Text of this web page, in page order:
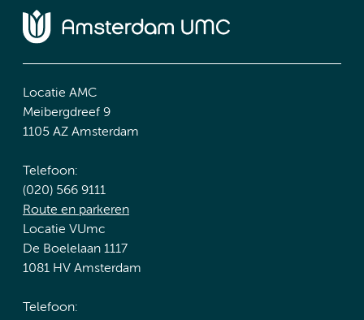
Locatie AMC
Meibergdreef 9
1105 AZ Amsterdam
Telefoon:
(020) 566 9111
Route en parkeren
Locatie VUmc
De Boelelaan 1117
1081 HV Amsterdam
Telefoon: